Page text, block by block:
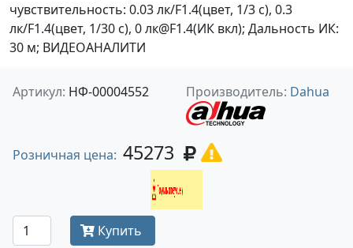
чувствительность: 0.03 лк/F1.4(цвет, 1/3 с), 0.3
лк/F1.4(цвет, 1/30 с), 0 лк@F1.4(ИК вкл); Дальность ИК:
30 м; ВИДЕОАНАЛИТИ
Артикул: НФ-00004552 Производитель: Dahua
Розничная цена: 45273
Получить оптовую цену
Купить